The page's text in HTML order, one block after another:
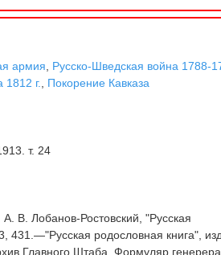
армия
Русско-Шведская война 1788-
1812 г. Покорение Кавказа
т. 24
А. В. Лобанов-Ростовский, "Русская
431.—"Русская родословная книга",
Главного Штаба. Формуляр